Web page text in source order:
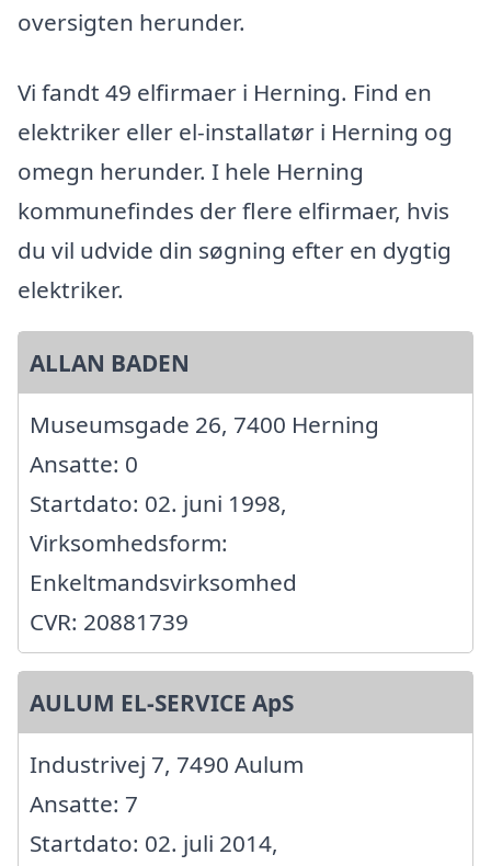
oversigten herunder.
Vi fandt 49 elfirmaer i Herning. Find en
elektriker eller el-installatør i Herning og
omegn herunder. I hele Herning
kommunefindes der flere elfirmaer, hvis
du vil udvide din søgning efter en dygtig
elektriker.
ALLAN BADEN
Museumsgade 26, 7400 Herning
Ansatte: 0
Startdato: 02. juni 1998,
Virksomhedsform:
Enkeltmandsvirksomhed
CVR: 20881739
AULUM EL-SERVICE ApS
Industrivej 7, 7490 Aulum
Ansatte: 7
Startdato: 02. juli 2014,